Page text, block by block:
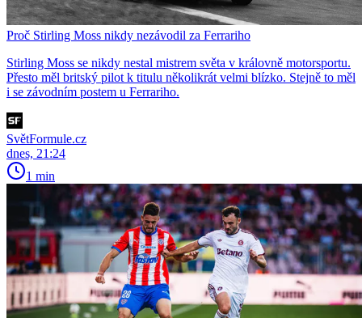
Proč Stirling Moss nikdy nezávodil za Ferrariho
Stirling Moss se nikdy nestal mistrem světa v královně motorsportu.
Přesto měl britský pilot k titulu několikrát velmi blízko. Stejně to měl
i se závodním postem u Ferrariho.
SvětFormule.cz
dnes, 21:24
1 min